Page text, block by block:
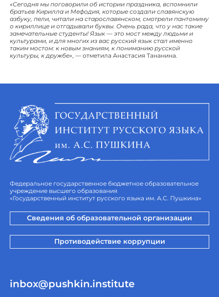
«Сегодня мы поговорили об истории праздника, вспомнили
братьев Кирилла и Мефодия, которые создали славянскую
азбуку, пели, читали на старославянском, смотрели пантомиму
о кириллице и отгадывали буквы. Очень рада, что у нас такие
замечательные студенты! Язык — это мост между людьми и
культурами, и для многих из вас русский язык стал именно
таким мостом: к новым знаниям, к пониманию русской
культуры, к дружбе», — отметила Анастасия Тананина.
Федеральное государственное бюджетное образовательное
учреждение высшего образования
«Государственный институт русского языка им. А.С. Пушкина»
Сведения об образовательной организации
Противодействие коррупции
inbox@pushkin.institute